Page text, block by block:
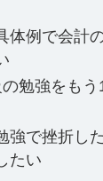
体例で会計
勉強をもう
強で挫折し
たい